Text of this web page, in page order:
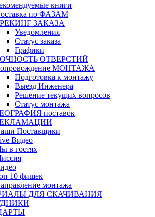
книги
по ФАЗАМ
ЗАКАЗА
Уведомления
Статус заказа
Графики
ОТВЕРСТИЙ
МОНТАЖА
Подготовка к монтажу
Выезд Инженера
Решение текущих вопросов
Статус монтажа
поставок
Поставщики
Видео
в гостях
10 фишек
монтажа
ДЛЯ СКАЧИВАНИЯ